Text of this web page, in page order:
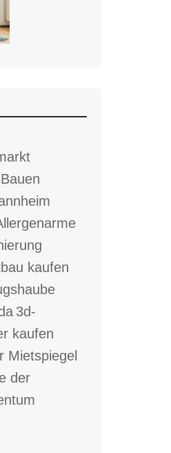
kaufen
3d-
kaufen
Mietspiegel
der